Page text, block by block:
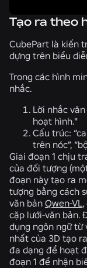
Tạo ra theo
CubePart là kiến
dựng trên biểu
Trong các hình
nhắc.
Lời nhắc
hoạt hình."
Cấu trúc:
trên nóc”,
Giai đoạn 1 chịu
của đối tượng
đoạn này tạo ra
tượng bằng cách
văn bản Qwen-VL
cặp lưới-văn bản.
dụng ngôn ngữ từ
nhất của 3D tạo
đa dạng để hoạt
đoạn 1 để nhận